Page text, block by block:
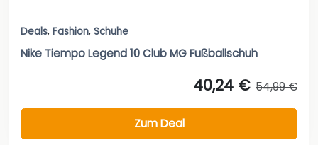
Deals, Fashion, Schuhe
Nike Tiempo Legend 10 Club MG Fußballschuh
40,24 € 54,99 €
Zum Deal